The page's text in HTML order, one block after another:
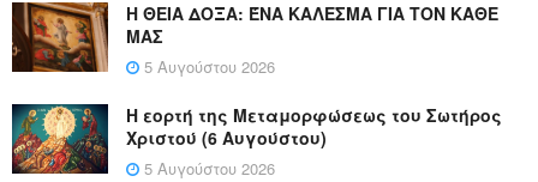
Η ΘΕΙΑ ΔΟΞΑ: ΈΝΑ ΚΑΛΕΣΜΑ ΓΙΑ ΤΟΝ ΚΑΘΕ
ΜΑΣ
5 Αυγούστου 2026
Η εορτή της Μεταμορφώσεως του Σωτήρος
Χριστού (6 Αυγούστου)
5 Αυγούστου 2026